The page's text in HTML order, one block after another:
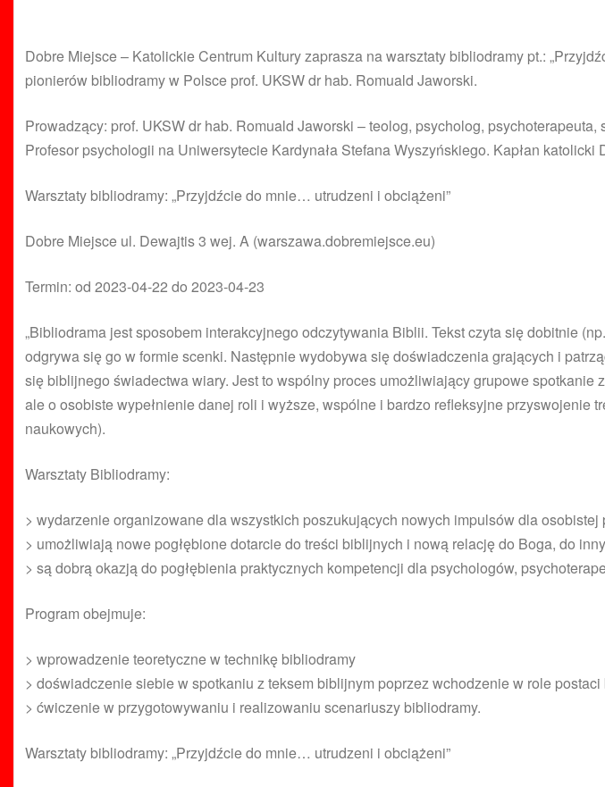
Dobre Miejsce – Katolickie Centrum Kultury zaprasza na warsztaty bibliodramy pt.:
pionierów bibliodramy w Polsce prof. UKSW dr hab. Romuald Jaworski.
Prowadzący: prof. UKSW dr hab. Romuald Jaworski – teolog, psycholog,
Profesor psychologii na Uniwersytecie Kardynała Stefana Wyszyńskiego. Kapłan katolicki
Warsztaty bibliodramy: „Przyjdźcie do mnie… utrudzeni i obciążeni”
Dobre Miejsce ul. Dewajtis 3 wej. A (warszawa.dobremiejsce.eu)
Termin: od 2023-04-22 do 2023-04-23
„Bibliodrama jest sposobem interakcyjnego odczytywania Biblii. Tekst czyta się dobitnie
odgrywa się go w formie scenki. Następnie wydobywa się doświadczenia grających i
się biblijnego świadectwa wiary. Jest to wspólny proces umożliwiający grupowe
ale o osobiste wypełnienie danej roli i wyższe, wspólne i bardzo refleksyjne przyswojenie
naukowych).
Warsztaty Bibliodramy:
> wydarzenie organizowane dla wszystkich poszukujących nowych impulsów dla
> umożliwiają nowe pogłębione dotarcie do treści biblijnych i nową relację do Boga, do
> są dobrą okazją do pogłębienia praktycznych kompetencji dla psychologów,
Program obejmuje:
> wprowadzenie teoretyczne w technikę bibliodramy
> doświadczenie siebie w spotkaniu z teksem biblijnym poprzez wchodzenie w role
> ćwiczenie w przygotowywaniu i realizowaniu scenariuszy bibliodramy.
Warsztaty bibliodramy: „Przyjdźcie do mnie… utrudzeni i obciążeni”